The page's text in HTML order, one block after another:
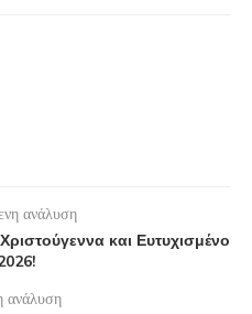
ανάλυση
και Ευτυχισμένο
ανάλυση